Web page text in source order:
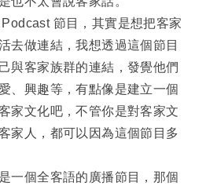
節目，其實是想把客家
去做連結，我想透過這個節目
與客家族群的連結，發覺他們
、興趣等，有點像是建立一個
家文化吧，不管你是對客家文
家人，都可以因為這個節目多
一個全客語的廣播節目，那個